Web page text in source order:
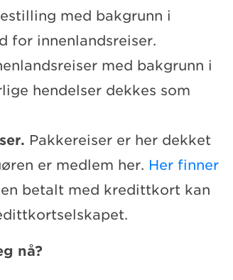
med bakgrunn i
for innenlandsreiser.
med bakgrunn i
hendelser dekkes som
Pakkereiser er her dekket
er medlem her. Her finner
betalt med kredittkort kan
nå?